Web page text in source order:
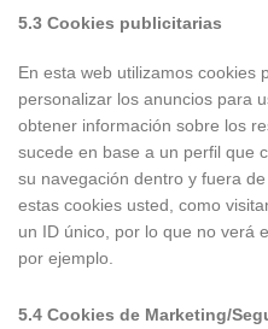
5.3 Cookies publicitarias
En esta web utilizamos cookies
personalizar los anuncios para
obtener información sobre los
sucede en base a un perfil que
su navegación dentro y fuera de
estas cookies usted, como
un ID único, por lo que no verá
por ejemplo.
5.4 Cookies de Marketing/